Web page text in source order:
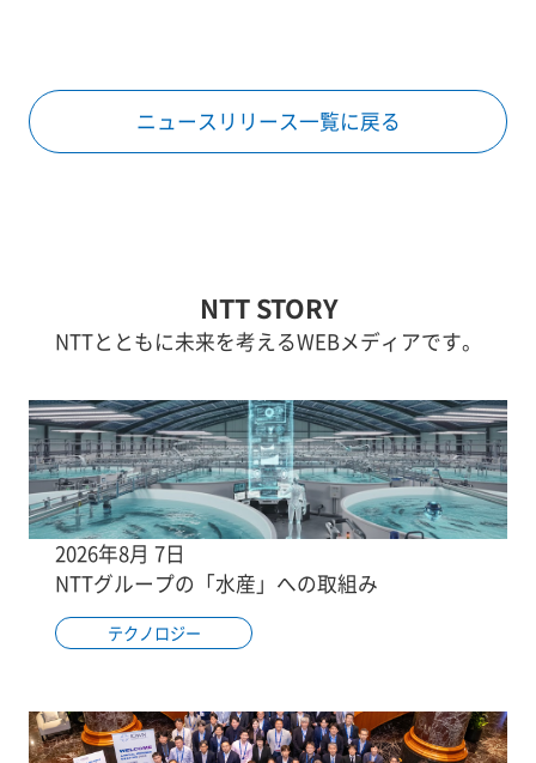
ニュースリリース一覧に戻る
NTT STORY
NTTとともに未来を考えるWEBメディアです。
2026年8月 7日
NTTグループの「水産」への取組み
テクノロジー